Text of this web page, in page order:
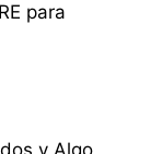
para
y Algo